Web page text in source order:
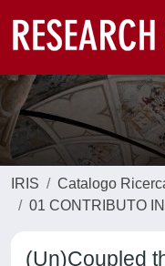
IRIS
Catalogo
01 CONTRIBUTO
(Un)Coupled